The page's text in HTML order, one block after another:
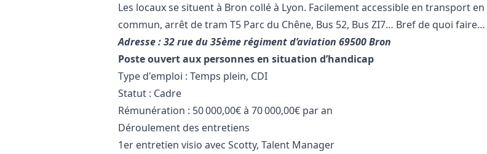
Les locaux se situent à Bron collé à Lyon. Facilement accessible en transport en
commun, arrêt de tram T5 Parc du Chêne, Bus 52, Bus ZI7… Bref de quoi faire…
Adresse : 32 rue du 35ème régiment d’aviation 69500 Bron
Poste ouvert aux personnes en situation d’handicap
Type d'emploi : Temps plein, CDI
Statut : Cadre
Rémunération : 50 000,00€ à 70 000,00€ par an
Déroulement des entretiens
1er entretien visio avec Scotty, Talent Manager